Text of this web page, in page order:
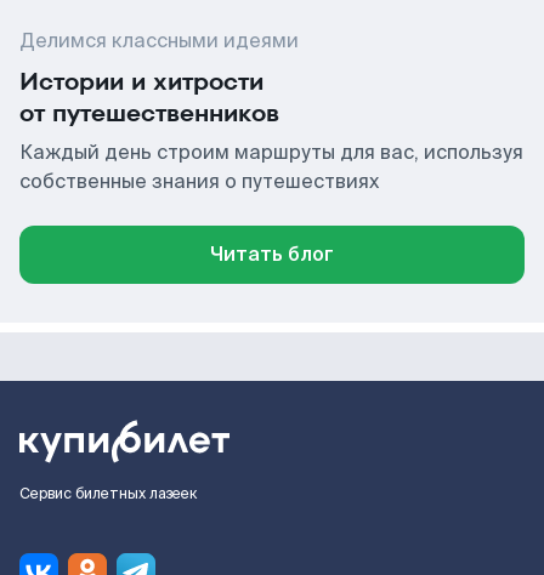
Делимся классными идеями
Истории и хитрости
от путешественников
Каждый день строим маршруты для вас, используя
собственные знания о путешествиях
Читать блог
Сервис билетных лазеек